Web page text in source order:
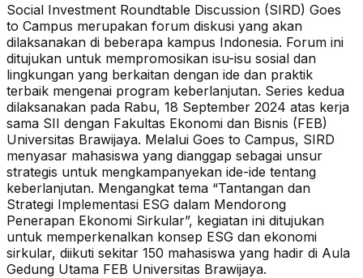
Social Investment Roundtable Discussion (SIRD) Goes
to Campus merupakan forum diskusi yang akan
dilaksanakan di beberapa kampus Indonesia. Forum ini
ditujukan untuk mempromosikan isu-isu sosial dan
lingkungan yang berkaitan dengan ide dan praktik
terbaik mengenai program keberlanjutan. Series kedua
dilaksanakan pada Rabu, 18 September 2024 atas kerja
sama SII dengan Fakultas Ekonomi dan Bisnis (FEB)
Universitas Brawijaya. Melalui Goes to Campus, SIRD
menyasar mahasiswa yang dianggap sebagai unsur
strategis untuk mengkampanyekan ide-ide tentang
keberlanjutan. Mengangkat tema “Tantangan dan
Strategi Implementasi ESG dalam Mendorong
Penerapan Ekonomi Sirkular”, kegiatan ini ditujukan
untuk memperkenalkan konsep ESG dan ekonomi
sirkular, diikuti sekitar 150 mahasiswa yang hadir di Aula
Gedung Utama FEB Universitas Brawijaya.